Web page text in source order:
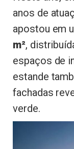
anos de
apostou em
m²,
espaços de
estande
fachadas
verde.